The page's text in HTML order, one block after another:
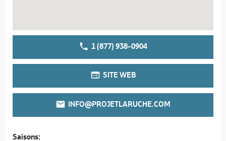
1 (877) 938-0904
SITE WEB
INFO@PROJETLARUCHE.COM
Saisons: